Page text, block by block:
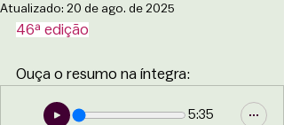
Atualizado: 20 de ago. de 2025
46ª edição
Ouça o resumo na íntegra:
5:35